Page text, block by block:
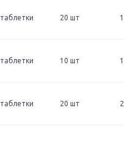
таблетки 20 шт
таблетки 10 шт
таблетки 20 шт